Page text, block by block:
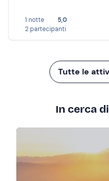
1 notte
5,0
2 partecipanti
Tutte le
In cerca